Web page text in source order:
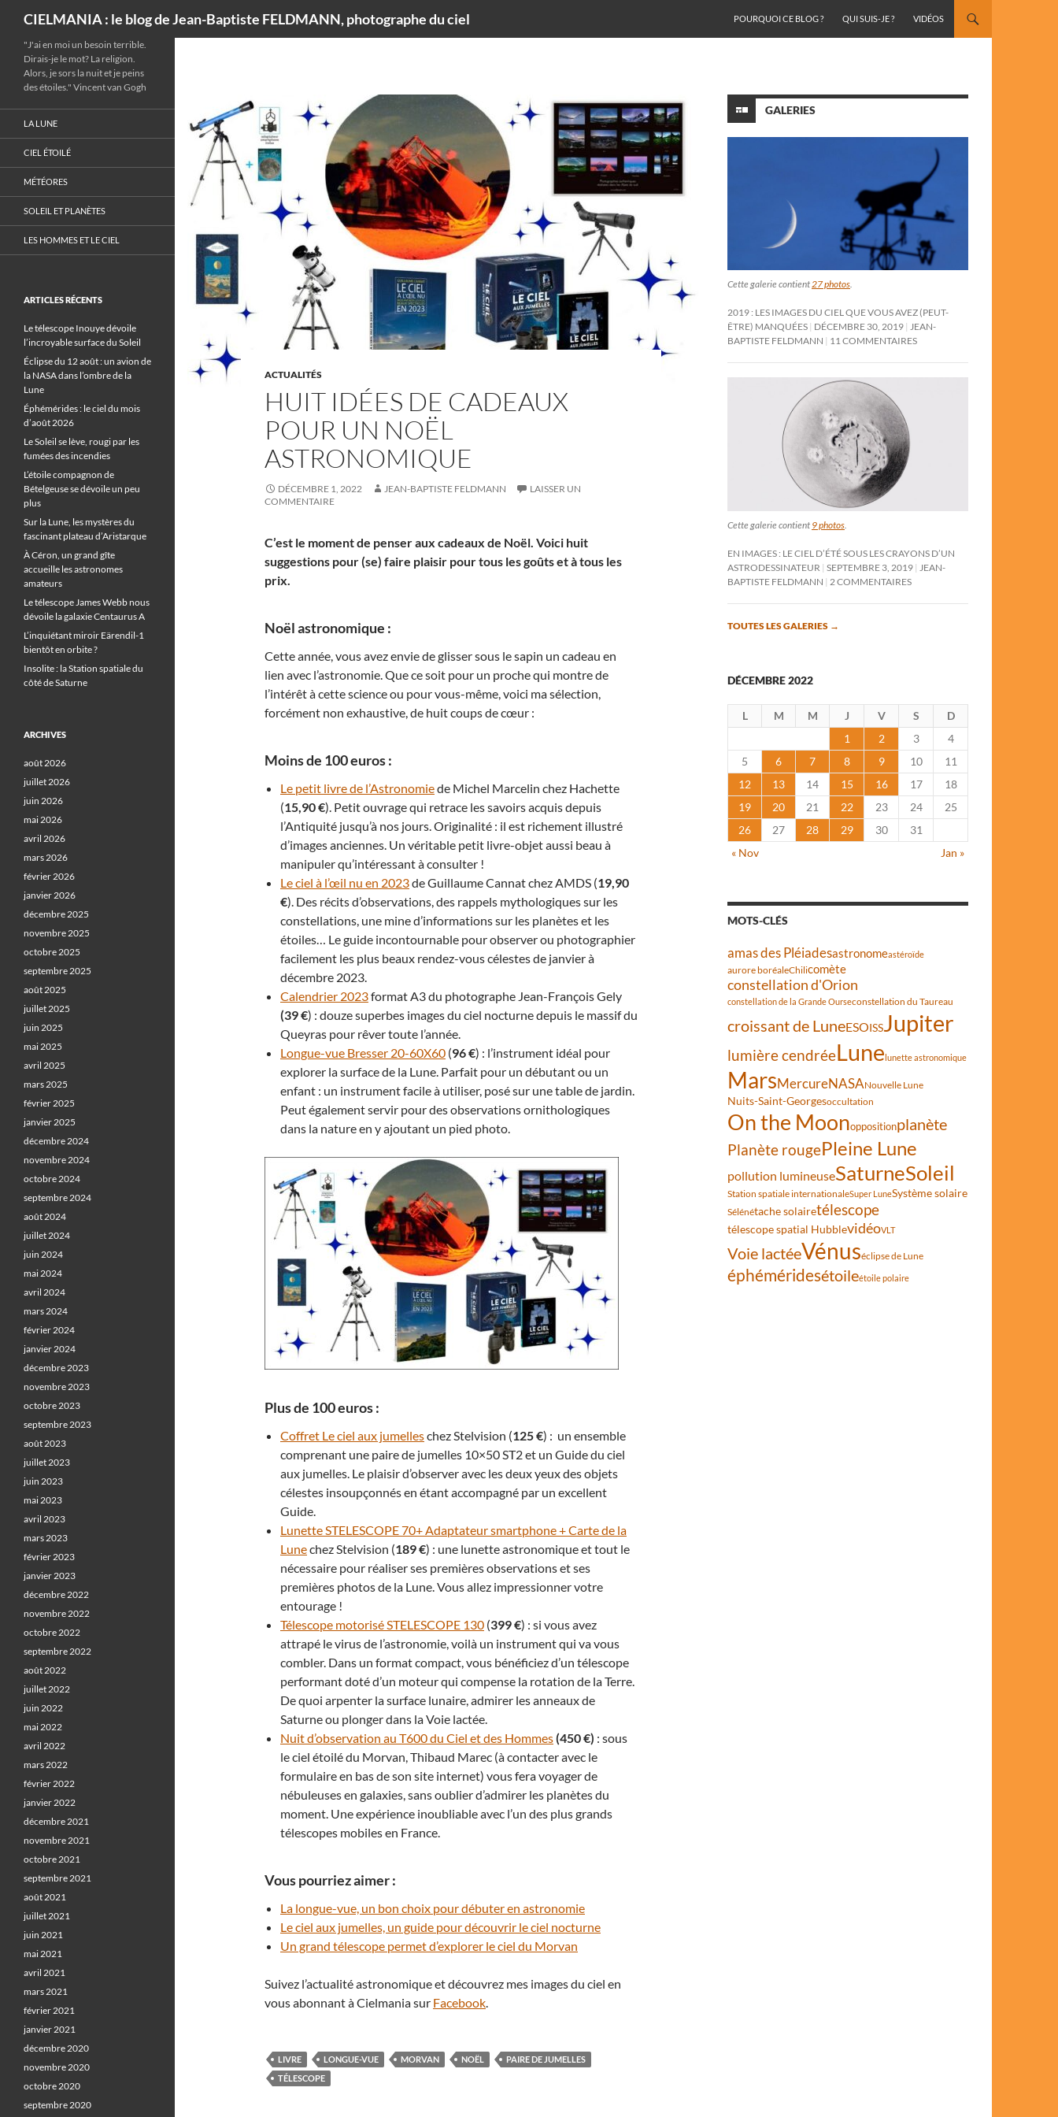
CIELMANIA : le blog de Jean-Baptiste FELDMANN, photographe du ciel
POURQUOI CE BLOG ?
QUI SUIS-JE ? VIDÉOS
ACTUALITÉS
HUIT IDÉES DE CADEAUX
POUR UN NOËL
ASTRONOMIQUE
DÉCEMBRE 1, 2022 JEAN-BAPTISTE FELDMANN
LAISSER UN
COMMENTAIRE
C’est le moment de penser aux cadeaux de Noël. Voici huit
suggestions pour (se) faire plaisir pour tous les goûts et à tous les
prix.
Noël astronomique :
Cette année, vous avez envie de glisser sous le sapin un cadeau en
lien avec l’astronomie. Que ce soit pour un proche qui montre de
l’intérêt à cette science ou pour vous-même, voici ma sélection,
forcément non exhaustive, de huit coups de cœur :
Moins de 100 euros :
Le petit livre de l’Astronomiede Michel Marcelin chez Hachette
(15,90 €). Petit ouvrage qui retrace les savoirs acquis depuis
l’Antiquité jusqu’à nos jours. Originalité : il est richement illustré
d’images anciennes. Un véritable petit livre-objet aussi beau à
manipuler qu’intéressant à consulter !
Le ciel à l’œil nu en 2023de Guillaume Cannat chez AMDS (19,90
€). Des récits d’observations, des rappels mythologiques sur les
constellations, une mine d’informations sur les planètes et les
étoiles… Le guide incontournable pour observer ou photographier
facilement les plus beaux rendez-vous célestes de janvier à
décembre 2023.
Calendrier 2023format A3 du photographe Jean-François Gely
(39 €) : douze superbes images du ciel nocturne depuis le massif du
Queyras pour rêver toute l’année.
Longue-vue Bresser 20-60X60 (96 €) : l’instrument idéal pour
explorer la surface de la Lune. Parfait pour un débutant ou un
enfant : un instrument facile à utiliser, posé sur une table de jardin.
Peut également servir pour des observations ornithologiques
dans la nature en y ajoutant un pied photo.
Plus de 100 euros :
Coffret Le ciel aux jumelleschez Stelvision (125 €) : un ensemble
comprenant une paire de jumelles 10×50 ST2 et un Guide du ciel
aux jumelles. Le plaisir d’observer avec les deux yeux des objets
célestes insoupçonnés en étant accompagné par un excellent
Guide.
Lunette STELESCOPE 70+ Adaptateur smartphone + Carte de la
Lunechez Stelvision (189 €) : une lunette astronomique et tout le
nécessaire pour réaliser ses premières observations et ses
premières photos de la Lune. Vous allez impressionner votre
entourage !
Télescope motorisé STELESCOPE 130 (399 €) : si vous avez
attrapé le virus de l’astronomie, voilà un instrument qui va vous
combler. Dans un format compact, vous bénéficiez d’un télescope
performant doté d’un moteur qui compense la rotation de la Terre.
De quoi arpenter la surface lunaire, admirer les anneaux de
Saturne ou plonger dans la Voie lactée.
Nuit d’observation au T600 du Ciel et des Hommes(450 €) : sous
le ciel étoilé du Morvan, Thibaud Marec (à contacter avec le
formulaire en bas de son site internet) vous fera voyager de
nébuleuses en galaxies, sans oublier d’admirer les planètes du
moment. Une expérience inoubliable avec l’un des plus grands
télescopes mobiles en France.
Vous pourriez aimer :
La longue-vue, un bon choix pour débuter en astronomie
Le ciel aux jumelles, un guide pour découvrir le ciel nocturne
Un grand télescope permet d’explorer le ciel du Morvan
Suivez l’actualité astronomique et découvrez mes images du ciel en
vous abonnant à Cielmania sur Facebook.
LIVRE LONGUE-VUE MORVAN NOËL
PAIRE DE JUMELLES
TÉLESCOPE
GALERIES
Cette galerie contient27 photos.
2019 : LES IMAGES DU CIEL QUE VOUS AVEZ (PEUT-
ÊTRE) MANQUÉES DÉCEMBRE 30, 2019 JEAN-
BAPTISTE FELDMANN
11 COMMENTAIRES
Cette galerie contient 9 photos
EN IMAGES : LE CIEL D’ÉTÉ SOUS LES CRAYONS D’UN
ASTRODESSINATEUR SEPTEMBRE 3, 2019
JEAN-
BAPTISTE FELDMANN
2 COMMENTAIRES
TOUTES LES GALERIES →
DÉCEMBRE 2022
L M M J V S
D
1
2 3
4
5
6 7 8 9 10
11
12
13 14 15 16 17
18
19
20 21 22 23 24
25
26
27 28 29 30
31
« Nov
Jan »
MOTS-CLÉS
amas des Pléiadesastronomeastéroïde
aurore boréaleChilicomète
constellation d'Orion
constellation de la Grande Ourseconstellation du Taureau
croissant de LuneESOISSJupiter
lumière cendréeLunelunette astronomique
MarsMercureNASANouvelle Lune
Nuits-Saint-Georgesoccultation
On the Moonoppositionplanète
Planète rougePleine Lune
pollution lumineuseSaturneSoleil
Station spatiale internationaleSuper LuneSystème solaire
Sélénétache solairetélescope
télescope spatial HubblevidéoVLT
Voie lactéeVénuséclipse de Lune
éphéméridesétoileétoile polaire
"J'ai en moi un besoin terrible.
Dirais-je le mot? La religion.
Alors, je sors la nuit et je peins
des étoiles." Vincent van Gogh
LA LUNE
CIEL ÉTOILÉ
MÉTÉORES
SOLEIL ET PLANÈTES
LES HOMMES ET LE CIEL
ARTICLES RÉCENTS
Le télescope Inouye dévoile
l’incroyable surface du Soleil
Éclipse du 12 août : un avion de
la NASA dans l’ombre de la
Lune
Éphémérides : le ciel du mois
d’août 2026
Le Soleil se lève, rougi par les
fumées des incendies
L’étoile compagnon de
Bételgeuse se dévoile un peu
plus
Sur la Lune, les mystères du
fascinant plateau d’Aristarque
À Céron, un grand gîte
accueille les astronomes
amateurs
Le télescope James Webb nous
dévoile la galaxie Centaurus A
L’inquiétant miroir Eärendil-1
bientôt en orbite ?
Insolite : la Station spatiale du
côté de Saturne
ARCHIVES
août 2026
juillet 2026
juin 2026
mai 2026
avril 2026
mars 2026
février 2026
janvier 2026
décembre 2025
novembre 2025
octobre 2025
septembre 2025
août 2025
juillet 2025
juin 2025
mai 2025
avril 2025
mars 2025
février 2025
janvier 2025
décembre 2024
novembre 2024
octobre 2024
septembre 2024
août 2024
juillet 2024
juin 2024
mai 2024
avril 2024
mars 2024
février 2024
janvier 2024
décembre 2023
novembre 2023
octobre 2023
septembre 2023
août 2023
juillet 2023
juin 2023
mai 2023
avril 2023
mars 2023
février 2023
janvier 2023
décembre 2022
novembre 2022
octobre 2022
septembre 2022
août 2022
juillet 2022
juin 2022
mai 2022
avril 2022
mars 2022
février 2022
janvier 2022
décembre 2021
novembre 2021
octobre 2021
septembre 2021
août 2021
juillet 2021
juin 2021
mai 2021
avril 2021
mars 2021
février 2021
janvier 2021
décembre 2020
novembre 2020
octobre 2020
septembre 2020